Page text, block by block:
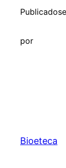
Publicado
por
Bioeteca